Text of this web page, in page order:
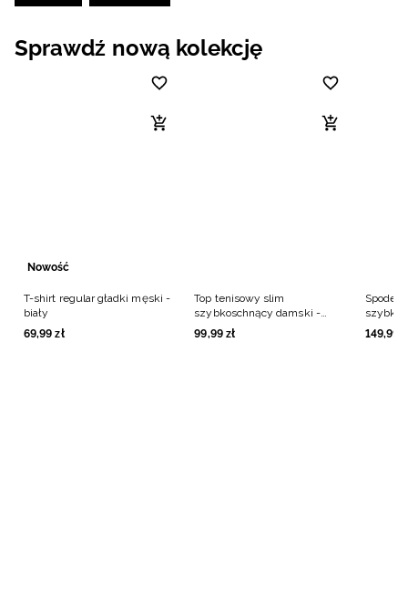
Sprawdź nową kolekcję
Nowość
T-shirt regular gładki męski -
biały
69,99 zł
Top tenisowy slim
szybkoschnący damski -
kremowy
99,99 zł
zielone
149,99